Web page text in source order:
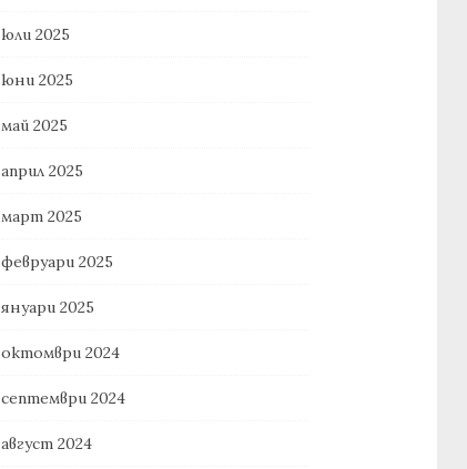
юли 2025
юни 2025
май 2025
април 2025
март 2025
февруари 2025
януари 2025
октомври 2024
септември 2024
август 2024